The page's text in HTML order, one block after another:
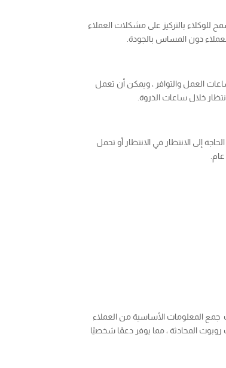
للوكلاء بالتركيز على مشكلات العملاء
دون المساس بالجودة.
العمل والتوافر ، ويمكن أن تعمل
خلال ساعات الذروة.
إلى الانتظار في الانتظار أو تحمل
المعلومات الأساسية من العملاء
روبوت المحادثة ، مما يوفر دعمًا شخصيًا